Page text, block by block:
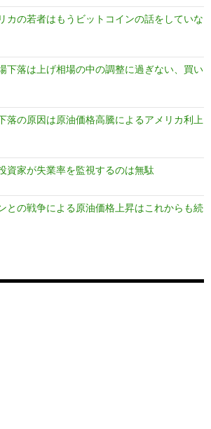
カの若者はもうビットコインの話をしていな
下落は上げ相場の中の調整に過ぎない、買い
落の原因は原油価格高騰によるアメリカ利上
資家が失業率を監視するのは無駄
との戦争による原油価格上昇はこれからも続